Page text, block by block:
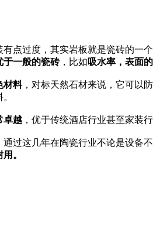
点过度，其实岩板就是瓷砖的一
于一般的瓷砖，比如吸水率，表面
材料，对标天然石材来说，它可以
卓越 ，优于传统酒店行业甚至家装
过这几年在陶瓷行业不论是设备
。